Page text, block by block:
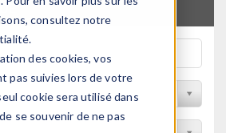
consultez notre
des cookies, vos
pas suivies lors de votre
cookie sera utilisé dans
se souvenir de ne pas